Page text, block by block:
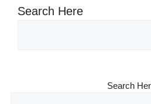
Search Here
Search